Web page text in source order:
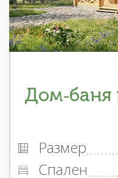
Дом-баня
Размер
Спален